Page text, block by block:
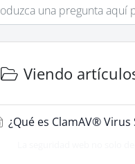
Viendo
¿Qué es ClamAV®